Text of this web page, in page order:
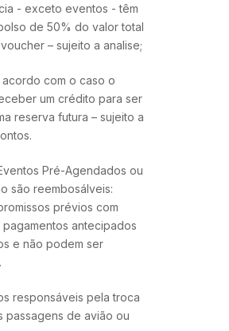
- exceto eventos - têm
de 50% do valor total
– sujeito a analise;
com o caso o
um crédito para ser
reserva futura – sujeito a
Pré-Agendados ou
são reembosálveis:
prévios com
antecipados
e não podem ser
responsáveis pela troca
passagens de avião ou